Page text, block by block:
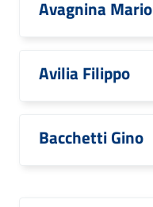
Avagnina Mario
Avilia Filippo
Bacchetti Gino